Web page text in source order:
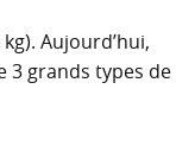
Aujourd’hui,
3 grands types de